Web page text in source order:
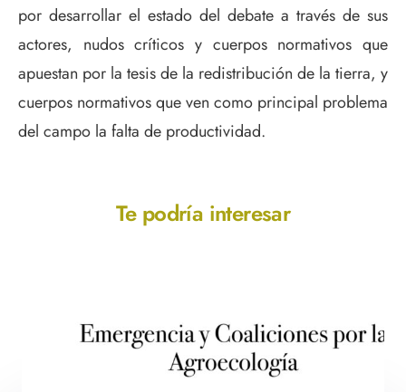
por desarrollar el estado del debate a través de sus
actores, nudos críticos y cuerpos normativos que
apuestan por la tesis de la redistribución de la tierra, y
cuerpos normativos que ven como principal problema
del campo la falta de productividad.
Te podría interesar